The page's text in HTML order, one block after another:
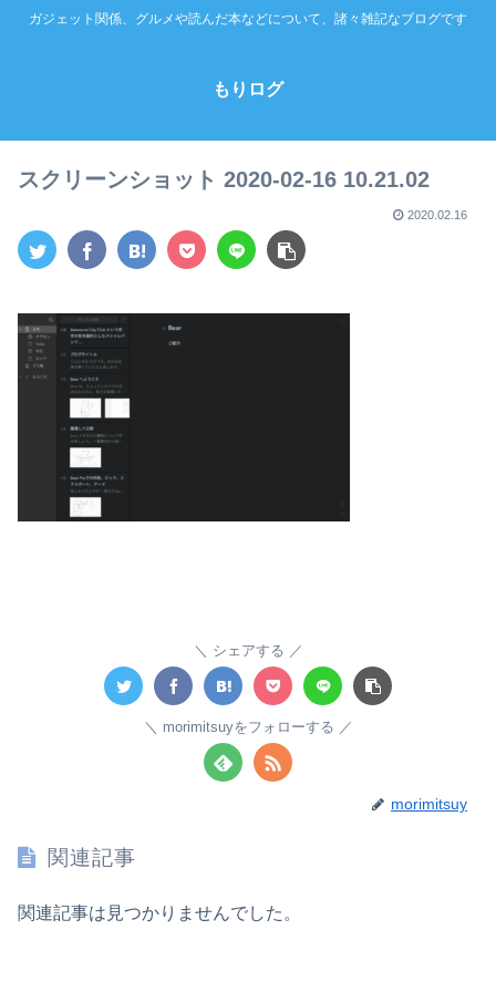
ガジェット関係、グルメや読んだ本などについて、諸々雑記なブログです
もりログ
スクリーンショット 2020-02-16 10.21.02
2020.02.16
シェアする
morimitsuyをフォローする
morimitsuy
関連記事
関連記事は見つかりませんでした。